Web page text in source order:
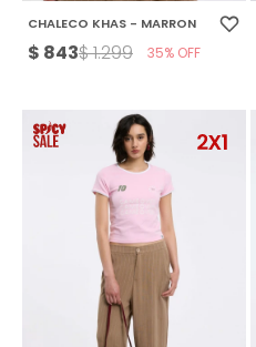
CHALECO KHAS - MARRON
$ 843$1.299 35